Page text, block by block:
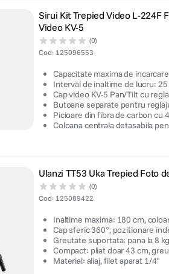
Sirui Kit Trepied Video L-224F
Video KV-5
(0)
Cod: 125096553
Capacitate maxima de
Interval de inaltime de lucru: 25
Cap video KV-5 Pan/Tilt cu
Butoane separate pentru
Picioare din fibra de carbon cu
Coloana centrala detasabila
Ulanzi TT53 Uka Trepied Foto
(0)
Cod: 125089422
Inaltime maxima: 180 cm,
Cap sferic 360°, pozitionare
Greutate suportata: pana la 8 kg
Compact: pliat doar 43 cm,
Material: aliaj, filet aparat 1/4"